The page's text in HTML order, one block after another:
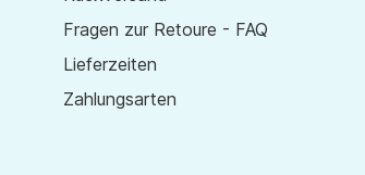
Fragen zur Retoure - FAQ
Lieferzeiten
Zahlungsarten